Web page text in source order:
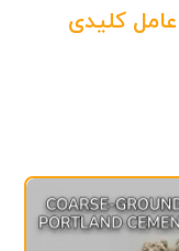
زمان گیرش سیمان چیست؟ ۵ عامل کلیدی